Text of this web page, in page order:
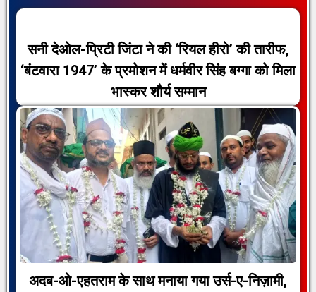
सनी देओल-प्रिटी जिंटा ने की ‘रियल हीरो’ की तारीफ,
‘बंटवारा 1947’ के प्रमोशन में धर्मवीर सिंह बग्गा को मिला
भास्कर शौर्य सम्मान
अदब-ओ-एहतराम के साथ मनाया गया उर्स-ए-निज़ामी,